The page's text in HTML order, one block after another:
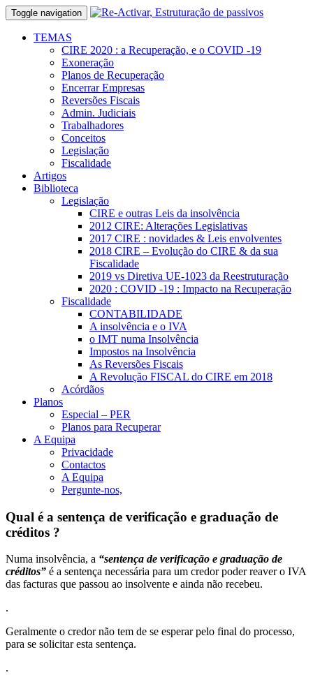
Toggle navigation
TEMAS
CIRE 2020 : a Recuperação, e o COVID -19
Exoneração
Planos de Recuperação
Encerrar Empresas
Reversões Fiscais
Admin. Judiciais
Trabalhadores
Conceitos
Legislação
Fiscalidade
Artigos
Biblioteca
Legislação
CIRE e outras Leis da insolvência
2012 CIRE: Alterações Legislativas
2017 CIRE : novidades & Leis envolventes
2018 CIRE – Evolução do CIRE & da sua
Fiscalidade
2019 vs Diretiva UE-1023 da Reestruturação
2020 : COVID -19 : Impacto na Recuperação
Fiscalidade
CONTABILIDADE
A insolvência e o IVA
o IMT numa Insolvência
Impostos na Insolvência
As Reversões Fiscais
A Revolução FISCAL do CIRE em 2018
Acórdãos
Planos
Especial – PER
Planos para Recuperar
A Equipa
Privacidade
Contactos
A Equipa
Pergunte-nos,
Qual é a sentença de verificação e graduação de
créditos ?
Numa insolvência, a “sentença de verificação e graduação de
créditos” é a sentença necessária para um credor poder reaver o IVA
das facturas que passou ao insolvente e ainda não recebeu.
.
Geralmente o credor não tem de se esperar pelo final do processo,
para se solicitar esta sentença.
.